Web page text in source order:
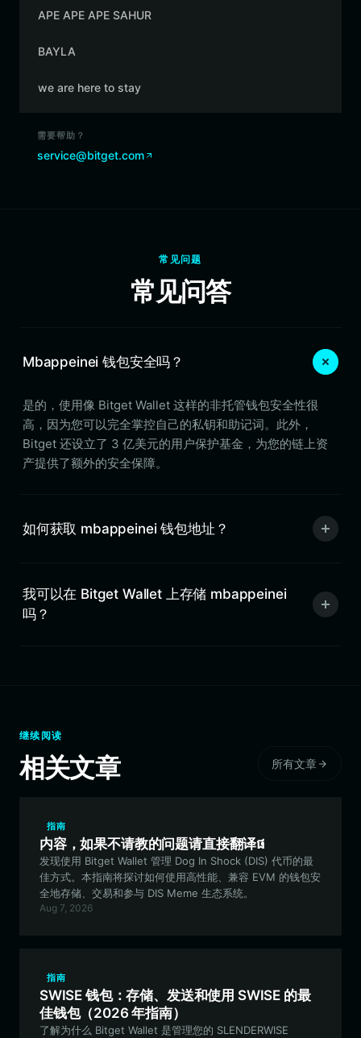
APE APE APE SAHUR
BAYLA
we are here to stay
需要帮助？
service@bitget.com
常见问题
常见问答
Mbappeinei 钱包安全吗？
是的，使用像 Bitget Wallet 这样的非托管钱包安全性很
高，因为您可以完全掌控自己的私钥和助记词。此外，
Bitget 还设立了 3 亿美元的用户保护基金，为您的链上资
产提供了额外的安全保障。
如何获取 mbappeinei 钱包地址？
我可以在 Bitget Wallet 上存储 mbappeinei
吗？
继续阅读
相关文章 所有文章
指南
内容，如果不请教的问题请直接翻译ផ
发现使用 Bitget Wallet 管理 Dog In Shock (DIS) 代币的最
佳方式。本指南将探讨如何使用高性能、兼容 EVM 的钱包安
全地存储、交易和参与 DIS Meme 生态系统。
Aug 7, 2026
指南
SWISE 钱包：存储、发送和使用 SWISE 的最
佳钱包（2026 年指南）
了解为什么 Bitget Wallet 是管理您的 SLENDERWISE